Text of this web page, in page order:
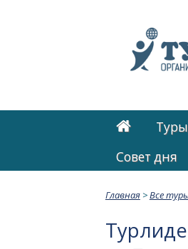
Туры
Cовет дня
Главная>Все